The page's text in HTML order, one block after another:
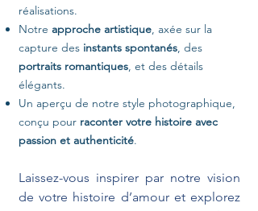
réalisations.
Notre approche artistique, axée sur la
capture des instants spontanés, des
portraits romantiques, et des détails
élégants.
Un aperçu de notre style photographique,
conçu pour raconter votre histoire avec
passion et authenticité.
Laissez-vous inspirer par notre vision
de votre histoire d’amour et explorez